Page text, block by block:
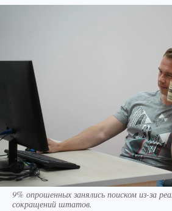
9% опрошенных занялись поиском из-за
сокращений штатов.